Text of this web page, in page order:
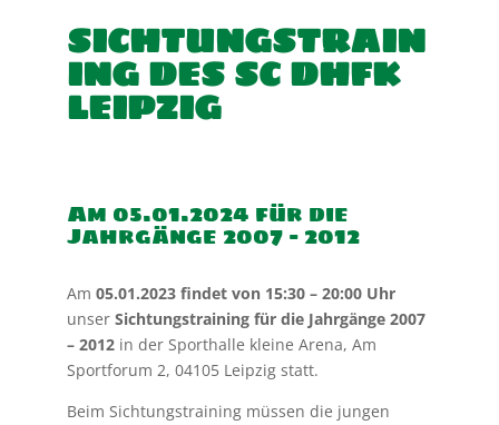
SICHTUNGSTRAIN
ING DES SC DHFK
LEIPZIG
Am 05.01.2024 für die
Jahrgänge 2007 – 2012
Am 05.01.2023 findet von 15:30 – 20:00 Uhr
unser Sichtungstraining für die Jahrgänge 2007
– 2012in der Sporthalle kleine Arena, Am
Sportforum 2, 04105 Leipzig statt.
Beim Sichtungstraining müssen die jungen